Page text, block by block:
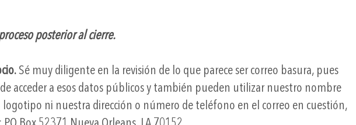
posterior al cierre.
Sé muy diligente en la revisión de lo que parece ser correo basura, pues
acceder a esos datos públicos y también pueden utilizar nuestro nombre
ni nuestra dirección o número de teléfono en el correo en cuestión,